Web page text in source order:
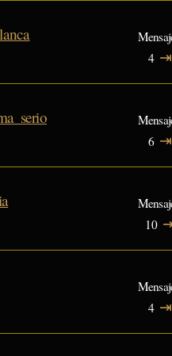
4 ⇥
serio
6 ⇥
10
4 ⇥